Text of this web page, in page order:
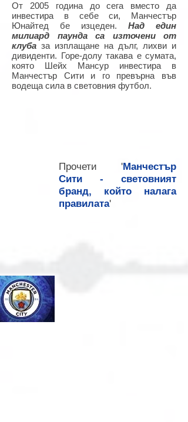
От 2005 година до сега вместо да
инвестира в себе си, Манчестър
Юнайтед бе изцеден. Над един
милиард паунда са източени от
клуба за изплащане на дълг, лихви и
дивиденти. Горе-долу такава е сумата,
която Шейх Мансур инвестира в
Манчестър Сити и го превърна във
водеща сила в световния футбол.
Прочети 'Манчестър
Сити - световният
бранд, който налага
правилата'